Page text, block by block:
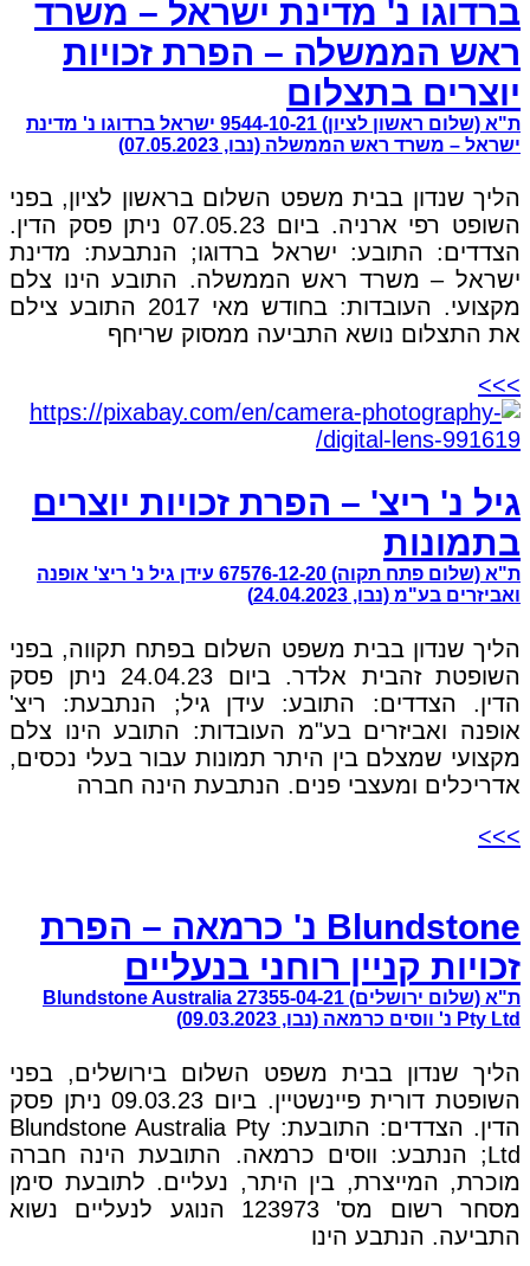
ברדוגו נ' מדינת ישראל – משרד
ראש הממשלה – הפרת זכויות
יוצרים בתצלום
ת"א (שלום ראשון לציון) 9544-10-21 ישראל ברדוגו נ' מדינת
ישראל – משרד ראש הממשלה (נבו, 07.05.2023)
הליך שנדון בבית משפט השלום בראשון לציון, בפני
השופט רפי ארניה. ביום 07.05.23 ניתן פסק הדין.
הצדדים: התובע: ישראל ברדוגו; הנתבעת: מדינת
ישראל – משרד ראש הממשלה. התובע הינו צלם
מקצועי. העובדות: בחודש מאי 2017 התובע צילם
את התצלום נושא התביעה ממסוק שריחף
>>>
גיל נ' ריצ' – הפרת זכויות יוצרים
בתמונות
ת"א (שלום פתח תקוה) 67576-12-20 עידן גיל נ' ריצ' אופנה
ואביזרים בע"מ (נבו, 24.04.2023)
הליך שנדון בבית משפט השלום בפתח תקווה, בפני
השופטת זהבית אלדר. ביום 24.04.23 ניתן פסק
הדין. הצדדים: התובע: עידן גיל; הנתבעת: ריצ'
אופנה ואביזרים בע"מ העובדות: התובע הינו צלם
מקצועי שמצלם בין היתר תמונות עבור בעלי נכסים,
אדריכלים ומעצבי פנים. הנתבעת הינה חברה
>>>
Blundstone נ' כרמאה – הפרת
זכויות קניין רוחני בנעליים
ת"א (שלום ירושלים) 27355-04-21 Blundstone Australia
Pty Ltd נ' ווסים כרמאה (נבו, 09.03.2023)
הליך שנדון בבית משפט השלום בירושלים, בפני
השופטת דורית פיינשטיין. ביום 09.03.23 ניתן פסק
הדין. הצדדים: התובעת: Blundstone Australia Pty
Ltd; הנתבע: ווסים כרמאה. התובעת הינה חברה
מוכרת, המייצרת, בין היתר, נעליים. לתובעת סימן
מסחר רשום מס' 123973 הנוגע לנעליים נשוא
התביעה. הנתבע הינו